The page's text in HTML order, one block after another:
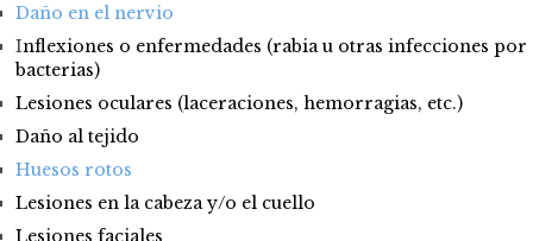
Daño en el nervio
Inflexiones o enfermedades (rabia u otras infecciones por
bacterias)
Lesiones oculares (laceraciones, hemorragias, etc.)
Daño al tejido
Huesos rotos
Lesiones en la cabeza y/o el cuello
Lesiones faciales